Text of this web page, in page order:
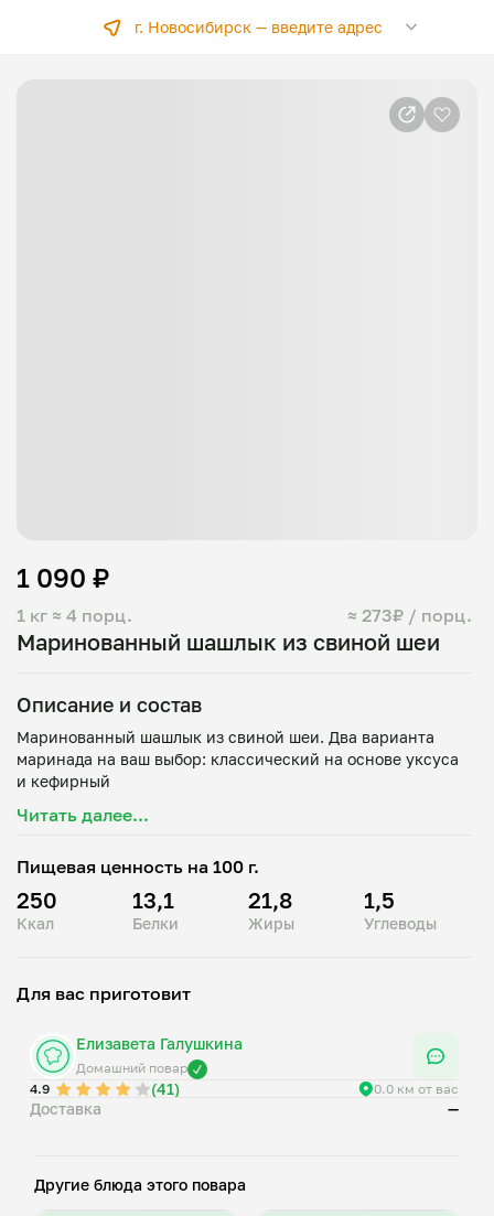
г. Новосибирск —введите адрес
Маринованный шашлык из свиной шеи
1 кг ≈ 4 порц. ≈ 273₽ / порц.
1 090 ₽
Описание и состав
Маринованный шашлык из свиной шеи. Два варианта
маринада на ваш выбор: классический на основе уксуса
Читать далее...
Пищевая ценность на 100 г.
250
Ккал
13,1
Белки
21,8
Жиры
1,5
Углеводы
Для вас приготовит
Елизавета Галушкина
Домашний повар
4.9
(41) 0.0 км от вас
Доставка —
Другие блюда этого повара